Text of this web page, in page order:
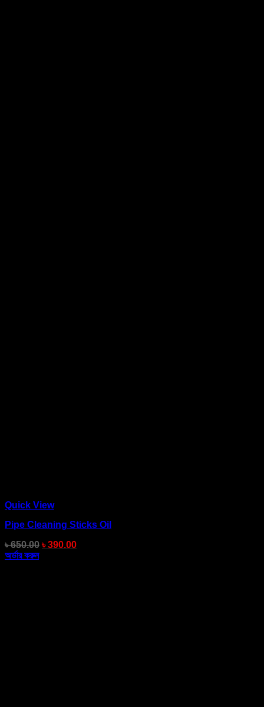
Quick View
Pipe Cleaning Sticks Oil
৳650.00 ৳390.00
অর্ডার করুন